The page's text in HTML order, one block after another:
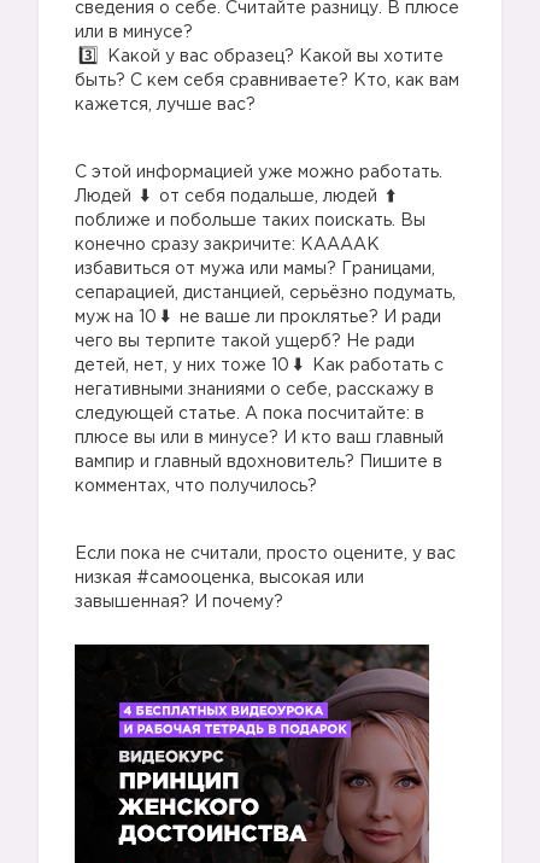
сведения о себе. Считайте разницу. В плюсе
или в минусе?
Какой у вас образец? Какой вы хотите
быть? С кем себя сравниваете? Кто, как вам
кажется, лучше вас?
С этой информацией уже можно работать.
Людей
от себя подальше, людей
поближе и побольше таких поискать. Вы
конечно сразу закричите: КААААК
избавиться от мужа или мамы? Границами,
сепарацией, дистанцией, серьёзно подумать,
муж на 10
не ваше ли проклятье? И ради
чего вы терпите такой ущерб? Не ради
детей, нет, у них тоже 10
Как работать с
негативными знаниями о себе, расскажу в
следующей статье. А пока посчитайте: в
плюсе вы или в минусе? И кто ваш главный
вампир и главный вдохновитель? Пишите в
комментах, что получилось?
Если пока не считали, просто оцените, у вас
низкая #самооценка, высокая или
завышенная? И почему?